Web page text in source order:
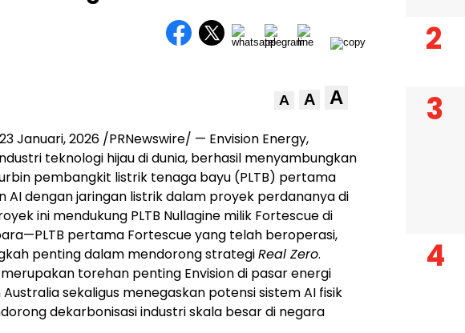
A A A
23 Januari, 2026 /PRNewswire/ — Envision Energy,
teknologi hijau di dunia, berhasil menyambungkan
pembangkit listrik tenaga bayu (PLTB) pertama
AI dengan jaringan listrik dalam proyek perdananya di
ini mendukung PLTB Nullagine milik Fortescue di
pertama Fortescue yang telah beroperasi,
penting dalam mendorong strategiReal Zero.
torehan penting Envision di pasar energi
sekaligus menegaskan potensi sistem AI fisik
dekarbonisasi industri skala besar di negara